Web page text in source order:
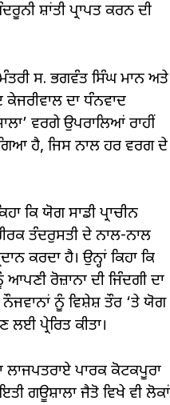
ਸ਼ਾਂਤੀ ਪ੍ਰਾਪਤ ਕਰਨ ਦੀ
ਸ. ਭਗਵੰਤ ਸਿੰਘ ਮਾਨ ਅਤੇ
ਕੇਜਰੀਵਾਲ ਦਾ ਧੰਨਵਾਦ
ਵਰਗੇ ਉਪਰਾਲਿਆਂ ਰਾਹੀਂ
ਹੈ, ਜਿਸ ਨਾਲ ਹਰ ਵਰਗ ਦੇ
ਕਿ ਯੋਗ ਸਾਡੀ ਪ੍ਰਾਚੀਨ
ਤੰਦਰੁਸਤੀ ਦੇ ਨਾਲ-ਨਾਲ
ਕਰਦਾ ਹੈ। ਉਨ੍ਹਾਂ ਕਿਹਾ ਕਿ
ਰੋਜ਼ਾਨਾ ਦੀ ਜਿੰਦਗੀ ਦਾ
ਨੌਜਵਾਨਾਂ ਨੂੰ ਵਿਸ਼ੇਸ਼ ਤੌਰ ‘ਤੇ ਯੋਗ
ਪ੍ਰੇਰਿਤ ਕੀਤਾ।
ਪਾਰਕ ਕੋਟਕਪੂਰਾ
ਗਊਸ਼ਾਲਾ ਜੈਤੋ ਵਿਖੇ ਵੀ ਲੋਕਾਂ